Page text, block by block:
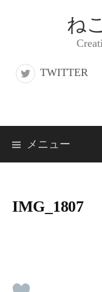
ス
ね
TWITTER
メニュー
IMG_1807